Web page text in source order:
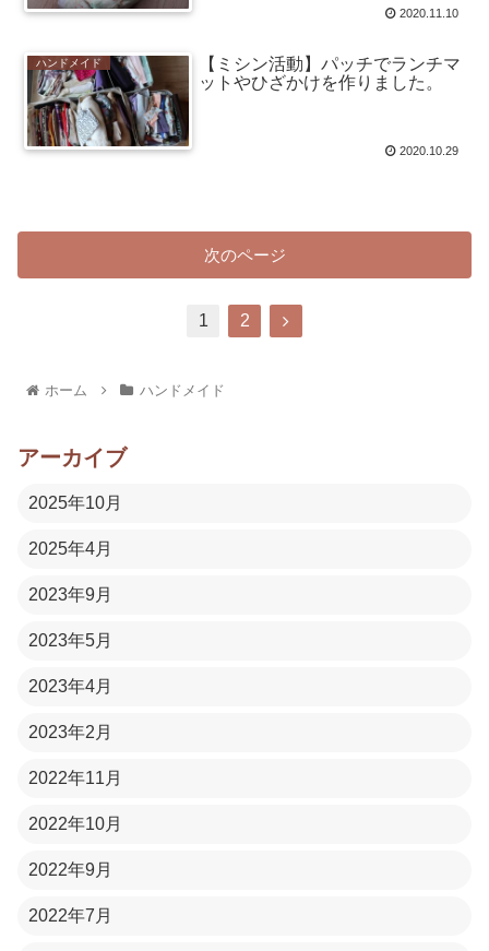
2020.11.10
ハンドメイド
【ミシン活動】パッチでランチマ
ットやひざかけを作りました。
2020.10.29
次のページ
1 2
ホーム ハンドメイド
アーカイブ
2025年10月
2025年4月
2023年9月
2023年5月
2023年4月
2023年2月
2022年11月
2022年10月
2022年9月
2022年7月